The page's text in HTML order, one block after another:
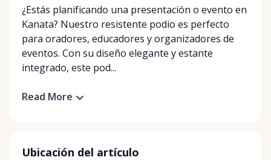
¿Estás planificando una presentación o evento en
Kanata? Nuestro resistente podio es perfecto
para oradores, educadores y organizadores de
eventos. Con su diseño elegante y estante
integrado, este pod...
Read More
Ubicación del artículo